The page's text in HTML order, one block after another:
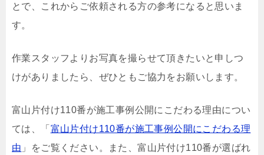
とで、これからご依頼される方の参考になると思いま
す。
作業スタッフよりお写真を撮らせて頂きたいと申しつ
けがありましたら、ぜひともご協力をお願いします。
富山片付け110番が施工事例公開にこだわる理由につい
ては、「 富山片付け110番が施工事例公開にこだわる理
由 」をご覧ください。また、富山片付け110番が選ばれ